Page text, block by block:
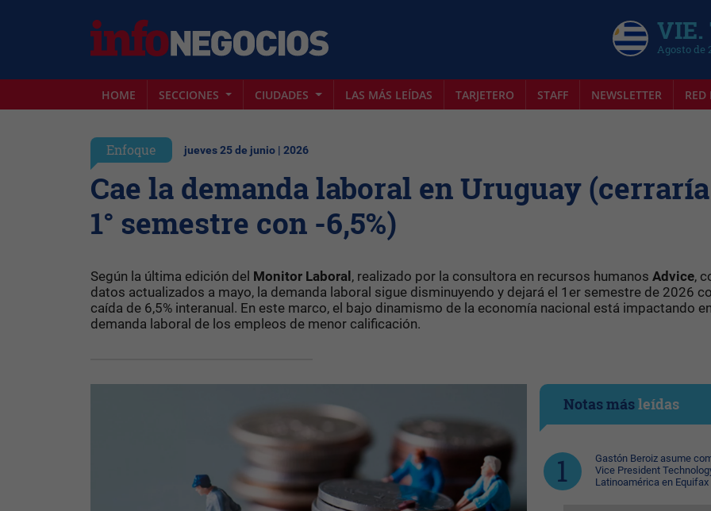
VIE.
Agosto de
HOME SECCIONES CIUDADES LAS MÁS LEÍDAS TARJETERO STAFF NEWSLETTER RED
Enfoque jueves 25 de junio | 2026
Cae la demanda laboral en Uruguay
1° semestre con -6,5%)
Según la última edición del Monitor Laboral , realizado por la consultora en recursos humanos Advice,
datos actualizados a mayo, la demanda laboral sigue disminuyendo y dejará el 1er semestre de 2026
caída de 6,5% interanual. En este marco, el bajo dinamismo de la economía nacional está impactando
demanda laboral de los empleos de menor calificación.
Notas másleídas
Gastón Beroiz asume
Vice President
Latinoamérica en Equifax